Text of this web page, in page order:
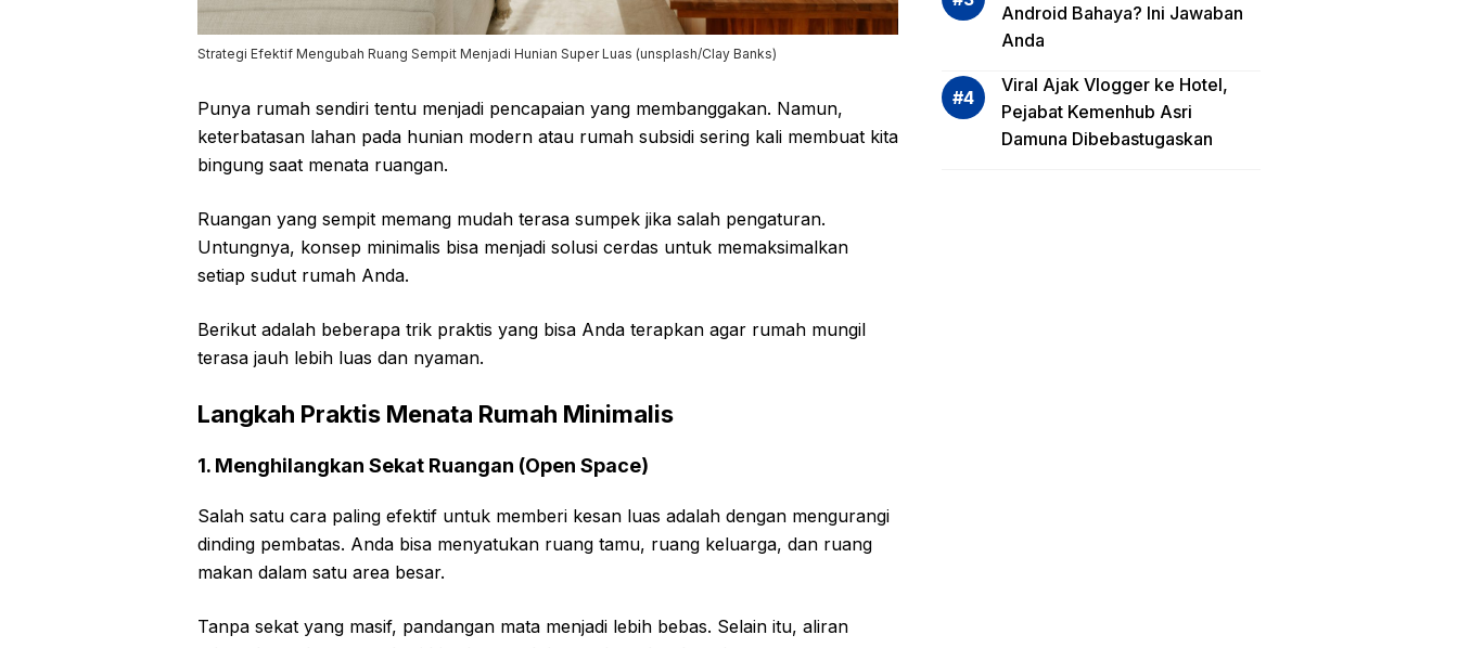
Strategi Efektif Mengubah Ruang Sempit Menjadi Hunian Super Luas (unsplash/Clay Banks)
Punya rumah sendiri tentu menjadi pencapaian yang membanggakan. Namun,
keterbatasan lahan pada hunian modern atau rumah subsidi sering kali membuat kita
bingung saat menata ruangan.
Ruangan yang sempit memang mudah terasa sumpek jika salah pengaturan.
Untungnya, konsep minimalis bisa menjadi solusi cerdas untuk memaksimalkan
setiap sudut rumah Anda.
Berikut adalah beberapa trik praktis yang bisa Anda terapkan agar rumah mungil
terasa jauh lebih luas dan nyaman.
Langkah Praktis Menata Rumah Minimalis
1. Menghilangkan Sekat Ruangan (Open Space)
Salah satu cara paling efektif untuk memberi kesan luas adalah dengan mengurangi
dinding pembatas. Anda bisa menyatukan ruang tamu, ruang keluarga, dan ruang
makan dalam satu area besar.
Tanpa sekat yang masif, pandangan mata menjadi lebih bebas. Selain itu, aliran
Android Bahaya? Ini Jawaban
Anda
Viral Ajak Vlogger ke Hotel,
Pejabat Kemenhub Asri
Damuna Dibebastugaskan